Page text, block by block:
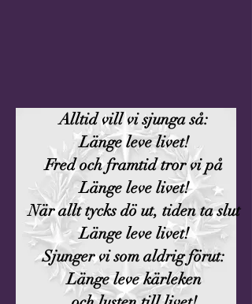
Alltid vill vi sjunga så:
Länge leve livet!
Fred och framtid tror vi på
Länge leve livet!
När allt tycks dö ut, tiden ta slut
Länge leve livet!
Sjunger vi som aldrig förut:
Länge leve kärleken